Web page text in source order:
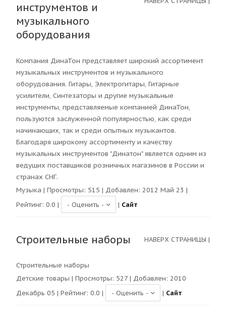
инструментов и
музыкального
оборудования
Компания ДинаТон представляет широкий ассортимент
музыкальных инструментов и музыкального
оборудования. Гитары, Электрогитары, Гитарные
усилители, Синтезаторы и другие музыкальные
инструменты, представляемые компанией ДинаТон,
пользуются заслуженной популярностью, как среди
начинающих, так и среди опытных музыкантов.
Благодаря широкому ассортименту и качеству
музыкальных инструментов "Динатон" является одним из
ведущих поставщиков розничных магазинов в России и
странах СНГ.
Музыка | Просмотры: 515 | Добавлен: 2012 Май 23 |
Рейтинг: 0.0 | | Сайт
Строительные наборы НАВЕРХ СТРАНИЦЫ |
Строительные наборы
Детские товары | Просмотры: 527 | Добавлен: 2010
Декабрь 05 | Рейтинг: 0.0 | | Сайт